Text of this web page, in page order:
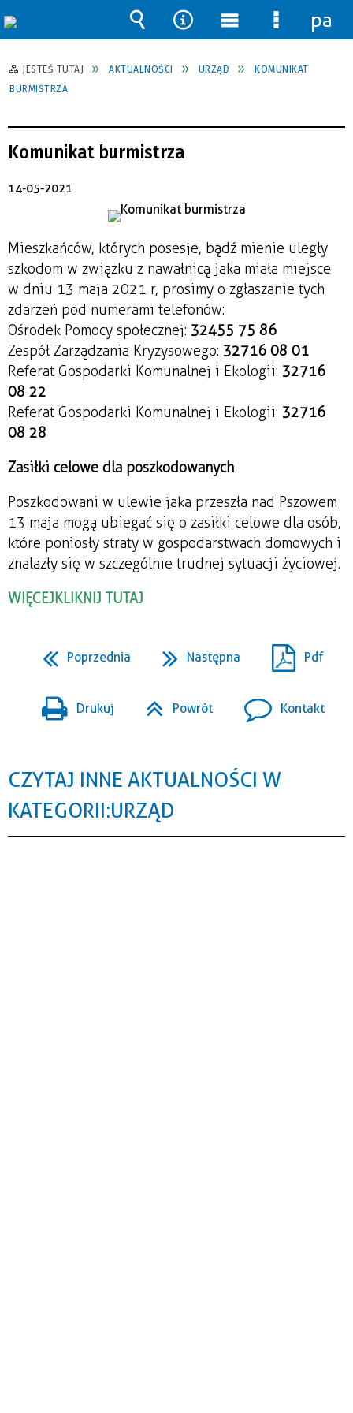
JESTEŚ TUTAJ AKTUALNOŚCI URZĄD
KOMUNIKAT
BURMISTRZA
Komunikat burmistrza
14-05-2021
Mieszkańców, których posesje, bądź mienie uległy
szkodom w związku z nawałnicą jaka miała miejsce
w dniu 13 maja 2021 r, prosimy o zgłaszanie tych
zdarzeń pod numerami telefonów:
Ośrodek Pomocy społecznej: 32 455 75 86
Zespół Zarządzania Kryzysowego: 32 716 08 01
Referat Gospodarki Komunalnej i Ekologii: 32 716
08 22
Referat Gospodarki Komunalnej i Ekologii: 32 716
08 28
Zasiłki celowe dla poszkodowanych
Poszkodowani w ulewie jaka przeszła nad Pszowem
13 maja mogą ubiegać się o zasiłki celowe dla osób,
które poniosły straty w gospodarstwach domowych i
znalazły się w szczególnie trudnej sytuacji życiowej.
WIĘCEJKLIKNIJ TUTAJ
Poprzednia Następna Pdf
Drukuj Powrót Kontakt
CZYTAJ INNE AKTUALNOŚCI W
KATEGORII: URZĄD
Wyszukiwarka
Narzędzia
Menu
główne
Menu